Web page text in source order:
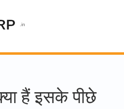
हैं इसके पीछे